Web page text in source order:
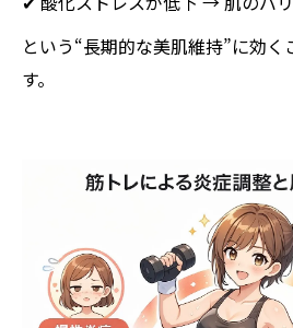
という“長期的な美肌維持”に効
す。